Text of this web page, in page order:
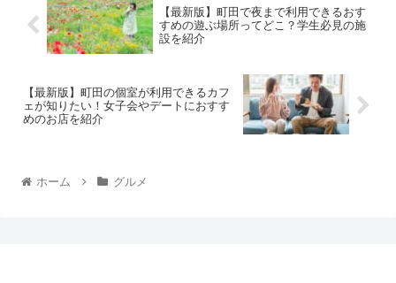
【最新版】町田で夜まで利用できるおす
すめの遊ぶ場所ってどこ？学生必見の施
設を紹介
【最新版】町田の個室が利用できるカフ
ェが知りたい！女子会やデートにおすす
めのお店を紹介
ホーム グルメ